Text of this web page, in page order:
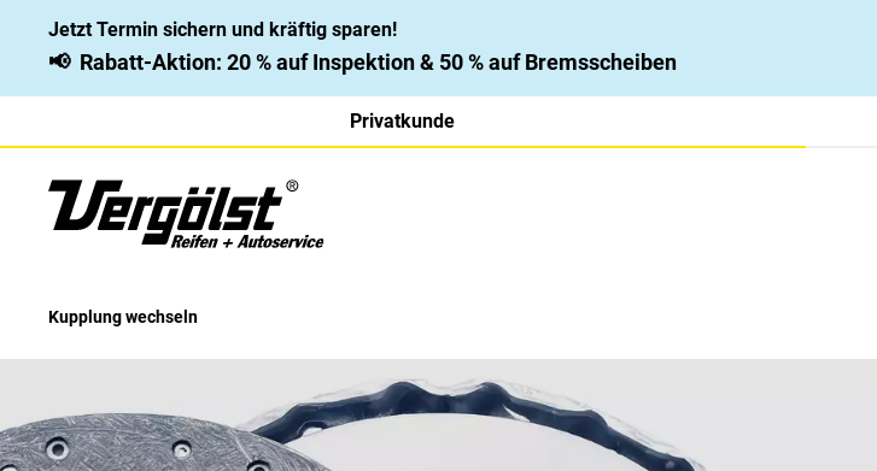
Jetzt Termin sichern und kräftig sparen!
📢 Rabatt-Aktion: 20 % auf Inspektion & 50 % auf Bremsscheiben
Privatkunde
Kupplung wechseln